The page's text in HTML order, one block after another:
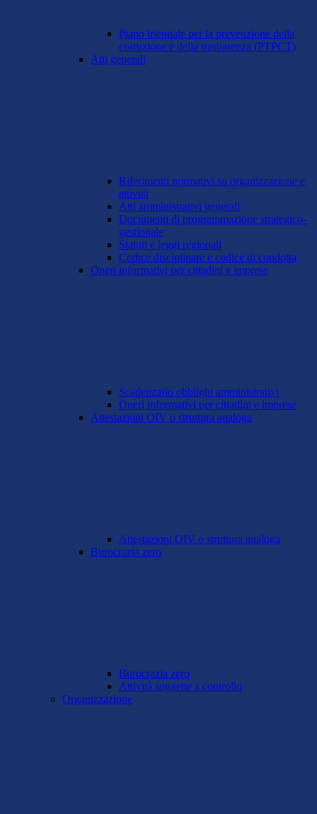
Piano triennale per la prevenzione della
corruzione e della trasparenza (PTPCT)
Atti generali
Riferimenti normativi su organizzazione e
attività
Atti amministrativi generali
Documenti di programmazione strategico-
gestionale
Statuti e leggi regionali
Codice disciplinare e codice di condotta
Oneri informativi per cittadini e imprese
Scadenzario obblighi amministrativi
Oneri informativi per cittadini e imprese
Attestazioni OIV o struttura analoga
Attestazioni OIV o struttura analoga
Burocrazia zero
Burocrazia zero
Attività soggette a controllo
Organizzazione